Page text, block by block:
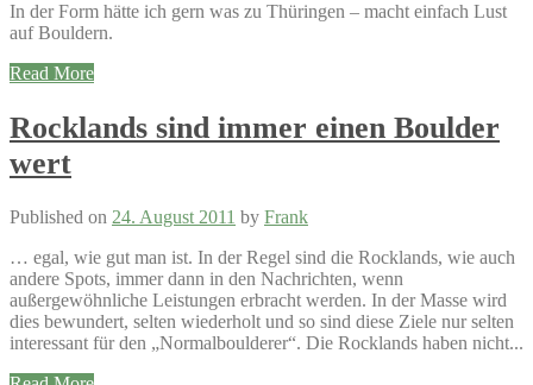
In der Form hätte ich gern was zu Thüringen – macht einfach Lust
auf Bouldern.
Read More
Rocklands sind immer einen Boulder
wert
Published on 24. August 2011 by Frank
… egal, wie gut man ist. In der Regel sind die Rocklands, wie auch
andere Spots, immer dann in den Nachrichten, wenn
außergewöhnliche Leistungen erbracht werden. In der Masse wird
dies bewundert, selten wiederholt und so sind diese Ziele nur selten
interessant für den „Normalboulderer“. Die Rocklands haben nicht...